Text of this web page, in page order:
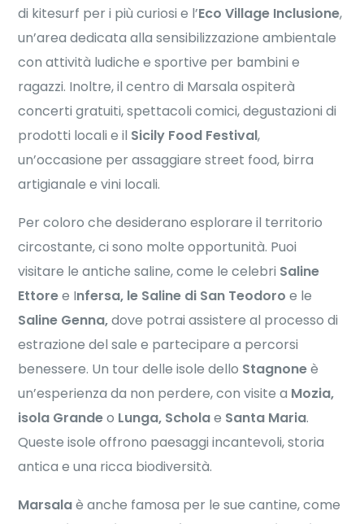
di kitesurf per i più curiosi e l’Eco Village Inclusione,
un’area dedicata alla sensibilizzazione ambientale
con attività ludiche e sportive per bambini e
ragazzi. Inoltre, il centro di Marsala ospiterà
concerti gratuiti, spettacoli comici, degustazioni di
prodotti locali e il Sicily Food Festival,
un’occasione per assaggiare street food, birra
artigianale e vini locali.
Per coloro che desiderano esplorare il territorio
circostante, ci sono molte opportunità. Puoi
visitare le antiche saline, come le celebri Saline
Ettoree Infersa, le Saline di San Teodoroe le
Saline Genna,dove potrai assistere al processo di
estrazione del sale e partecipare a percorsi
benessere. Un tour delle isole dello Stagnoneè
un’esperienza da non perdere, con visite a Mozia,
isola Grandeo Lunga, Scholae Santa Maria.
Queste isole offrono paesaggi incantevoli, storia
antica e una ricca biodiversità.
Marsalaè anche famosa per le sue cantine, come